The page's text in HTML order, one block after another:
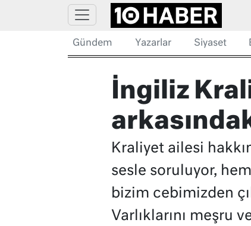
Gündem Yazarlar Siyaset
İngiliz
Kraliyet ailesi
sesle soruluyor,
bizim cebimizden
Varlıklarını meşru